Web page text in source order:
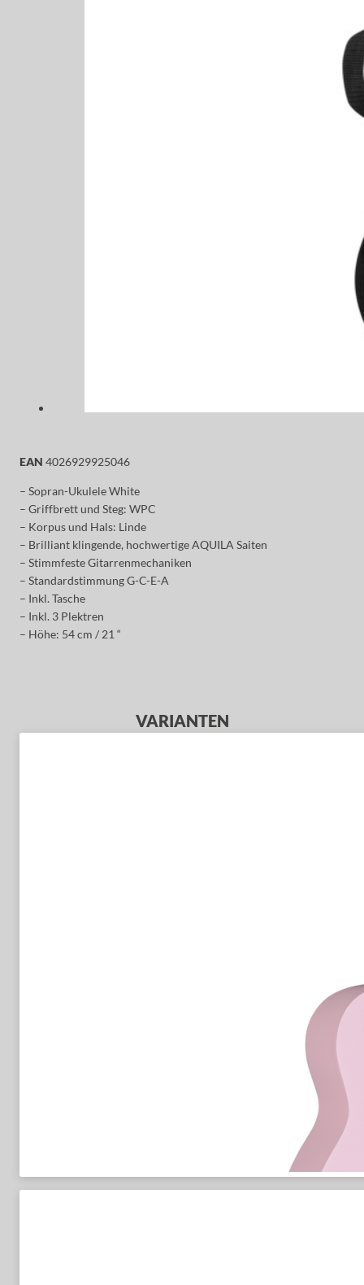
EAN 4026929925046
– Sopran-Ukulele White
– Griffbrett und Steg: WPC
– Korpus und Hals: Linde
– Brilliant klingende, hochwertige AQUILA Saiten
– Stimmfeste Gitarrenmechaniken
– Standardstimmung G-C-E-A
– Inkl. Tasche
– Inkl. 3 Plektren
– Höhe: 54 cm / 21 “
VARIANTEN